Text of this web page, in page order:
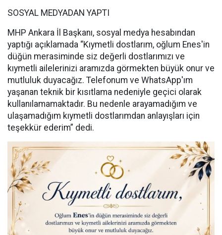
SOSYAL MEDYADAN YAPTI
MHP Ankara İl Başkanı, sosyal medya hesabından
yaptığı açıklamada “Kıymetli dostlarım, oğlum Enes'in
düğün merasiminde siz değerli dostlarımızı ve
kıymetli ailelerinizi aramızda görmekten büyük onur ve
mutluluk duyacağız. Telefonum ve WhatsApp'ım
yaşanan teknik bir kısıtlama nedeniyle geçici olarak
kullanılamamaktadır. Bu nedenle arayamadığım ve
ulaşamadığım kıymetli dostlarımdan anlayışları için
teşekkür ederim” dedi.